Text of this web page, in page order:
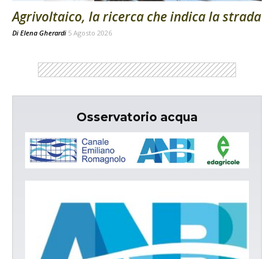
Agrivoltaico, la ricerca che indica la strada
Di Elena Gherardi 5 Agosto 2026
Osservatorio acqua